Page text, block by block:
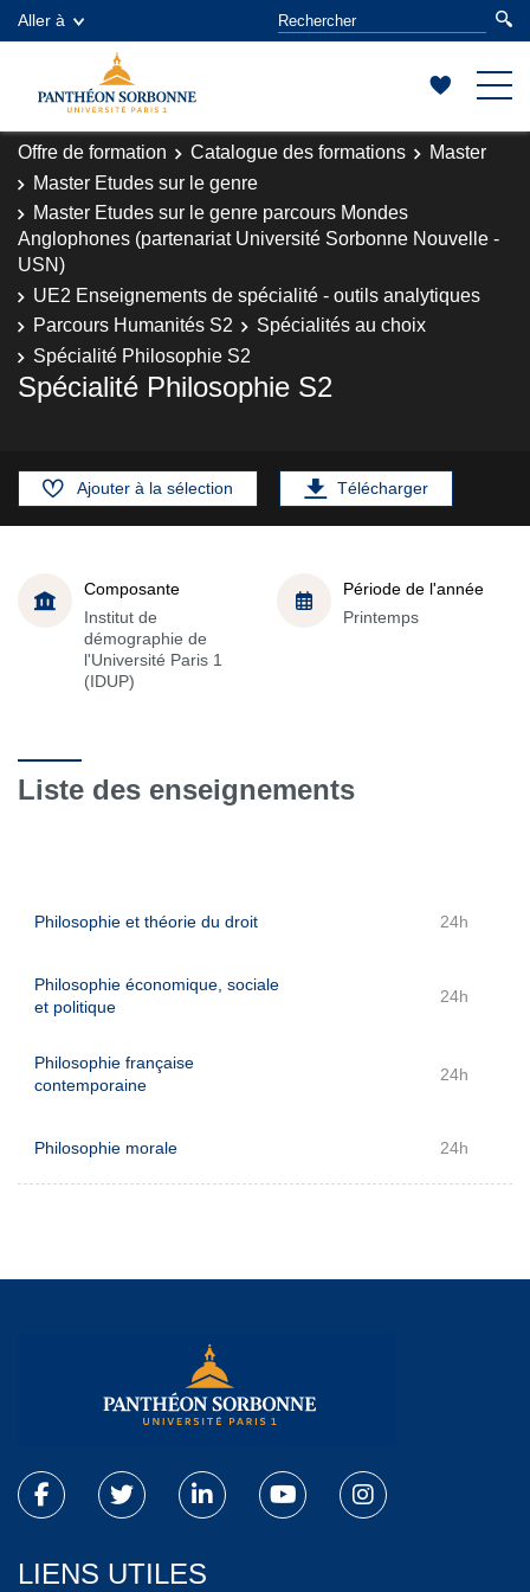
Aller à
Offre de formation Catalogue des formations
Master
Master Etudes sur le genre
Master Etudes sur le genre parcours Mondes
Anglophones (partenariat Université Sorbonne Nouvelle -
USN)
UE2 Enseignements de spécialité - outils analytiques
Parcours Humanités S2
Spécialités au choix
Spécialité Philosophie S2
Spécialité Philosophie S2
Ajouter à la sélection Télécharger
Composante
Institut de
démographie de
l'Université Paris 1
(IDUP)
Période de l'année
Printemps
Liste des enseignements
Philosophie et théorie du droit 24h
Philosophie économique, sociale
et politique
24h
Philosophie française
contemporaine
24h
Philosophie morale 24h
LIENS UTILES